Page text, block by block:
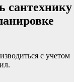
сантехнику
с учетом